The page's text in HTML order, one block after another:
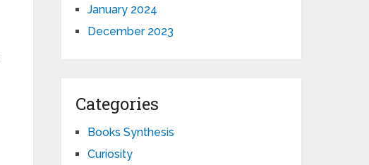
January 2024
December 2023
Categories
Books Synthesis
Curiosity